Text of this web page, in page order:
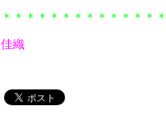
＊＊＊＊＊＊＊＊＊＊＊＊＊
佳織